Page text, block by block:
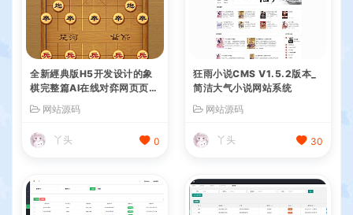
全新經典版H5开发设计的象
棋完整篇AI在线对弈网页页面
网站源码
丫头 0
狂雨小说CMS V1.5.2版本_
简洁大气小说网站系统
网站源码
丫头 30